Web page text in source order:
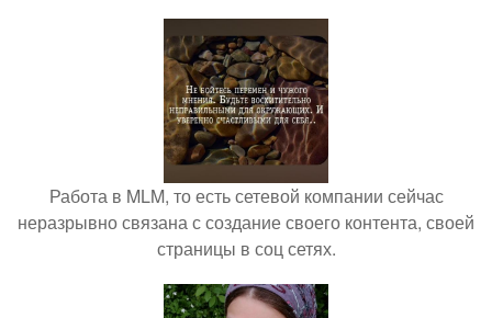
Работа в MLM, то есть сетевой компании сейчас
неразрывно связана с создание своего контента, своей
страницы в соц сетях.